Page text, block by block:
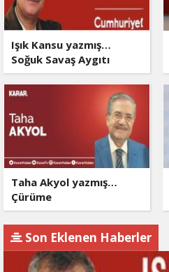
Işık Kansu yazmış…
Soğuk Savaş Aygıtı
Taha Akyol yazmış…
Çürüme
Son Eklenen Haberler